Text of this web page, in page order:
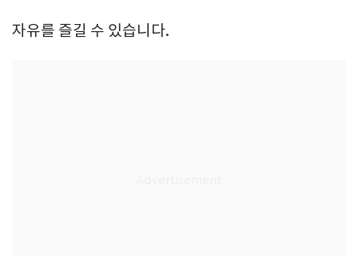
자유를 즐길 수 있습니다.